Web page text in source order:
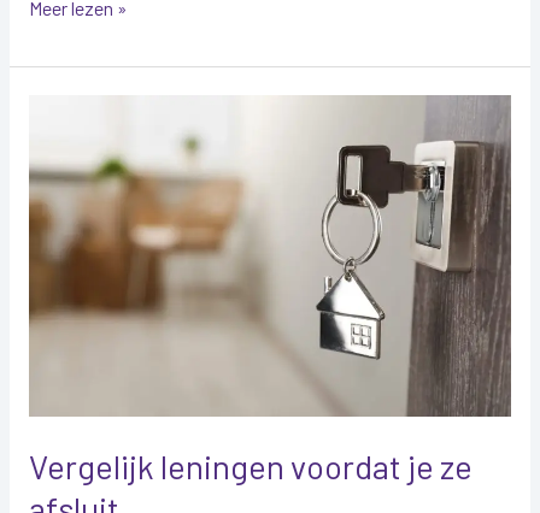
Meer lezen »
Vergelijk leningen voordat je ze
voordat
je